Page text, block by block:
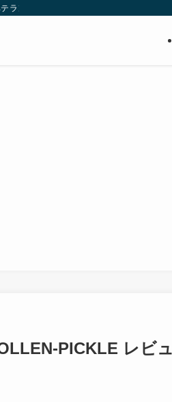
ンまで、あなたの求める理想のギター
PICKLE レビュ